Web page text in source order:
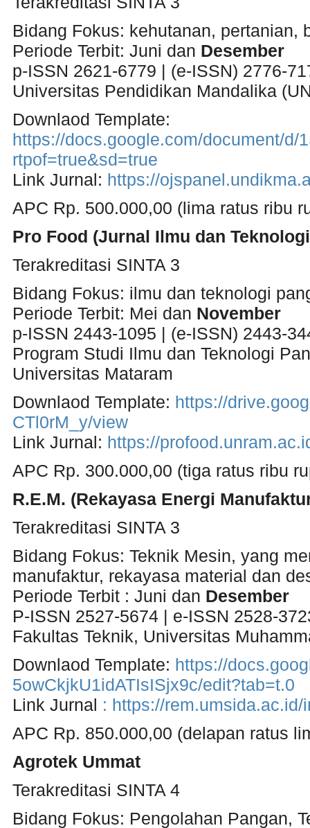
Bidang Fokus: kehutanan, pertanian,
Periode Terbit: Juni dan Desember
p-ISSN 2621-6779 | (e-ISSN) 2776-
Universitas Pendidikan Mandalika
Downlaod Template:
https://docs.google.com/document/d/
rtpof=true&sd=true
Link Jurnal: https://
APC Rp. 500.000,00 (lima ratus ribu
Pro Food (Jurnal Ilmu dan
Terakreditasi SINTA 3
Bidang Fokus: ilmu dan teknologi
Periode Terbit: Mei dan November
p-ISSN 2443-1095 | (e-ISSN) 2443-
Program Studi Ilmu dan Teknologi
Universitas Mataram
Downlaod Template: https://
CTl0rM_y/view
Link Jurnal: https://
APC Rp. 300.000,00 (tiga ratus ribu
R.E.M. (Rekayasa Energi
Terakreditasi SINTA 3
Bidang Fokus: Teknik Mesin, yang
manufaktur, rekayasa material dan
Periode Terbit : Juni dan Desember
P-ISSN 2527-5674 | e-ISSN 2528-
Fakultas Teknik, Universitas
Downlaod Template: https://
5owCkjkU1idATIsISjx9c/edit?tab=t.0
Link Jurnal : https://rem.umsida.ac.id/
APC Rp. 850.000,00 (delapan ratus
Agrotek Ummat
Terakreditasi SINTA 4
Bidang Fokus: Pengolahan Pangan,